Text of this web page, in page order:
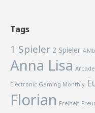
Tags
1 Spieler 2 Spieler 4
Anna Lisa Arcade
Electronic Gaming Monthly
Florian Freiheit